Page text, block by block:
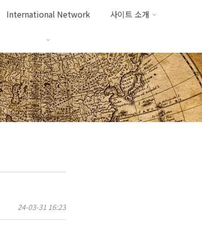
International Network
사이트 소개
24-03-31 16:23